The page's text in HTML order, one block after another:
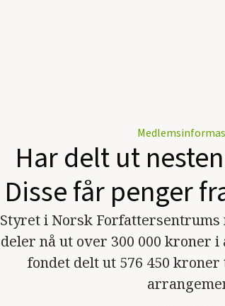
Har delt ut
Disse får penger
Styret i Norsk Forfattersentrums
deler nå ut over 300 000 kroner
fondet delt ut 576 450